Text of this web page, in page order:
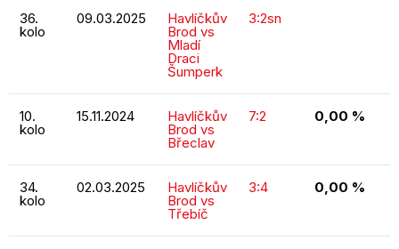
36.
kolo
09.03.2025 Havlíčkův
Brod vs
Mladí
Draci
Šumperk
3:2sn
10.
kolo
15.11.2024 Havlíčkův
Brod vs
Břeclav
7:2 0,00 %
34.
kolo
02.03.2025 Havlíčkův
Brod vs
Třebíč
3:4 0,00 %